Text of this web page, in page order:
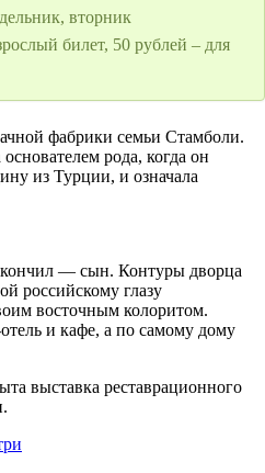
вторник
билет, 50 рублей – для
фабрики семьи Стамболи.
рода, когда он
из Турции, и означала
— сын. Контуры дворца
российскому глазу
восточным колоритом.
и кафе, а по самому дому
выставка реставрационного